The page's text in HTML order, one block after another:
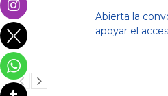
Abierta la
apoyar el